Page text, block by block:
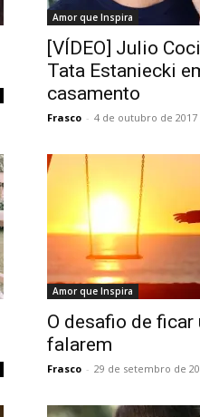
Amor que Inspira
[VÍDEO] Julio
Tata Estaniecki
casamento
Frasco - 4 de outubro de 2017
Amor que Inspira
O desafio de
falarem
Frasco - 29 de setembro de